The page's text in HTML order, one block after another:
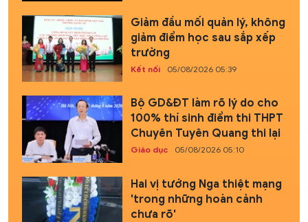
Giảm đầu mối quản lý, không
giảm điểm học sau sắp xếp
trường
Kết nối 05/08/2026 05:39
Bộ GD&ĐT làm rõ lý do cho
100% thí sinh điểm thi THPT
Chuyên Tuyên Quang thi lại
Giáo dục 05/08/2026 05:10
Hai vị tướng Nga thiệt mạng
'trong những hoàn cảnh
chưa rõ'